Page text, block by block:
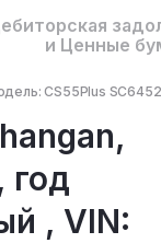
и Ценные
CS55Plus
год
, VIN: